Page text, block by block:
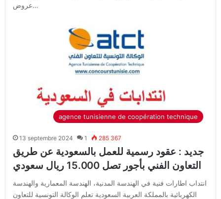
عروض…
agence tunisienne de coopération technique
13 septembre 2024 1 285 367
جديد : عقود رسمية للعمل بالسعودية عن طريق
التعاون الفني بأجور تصل 15.000 ريال سعودي
انتداب اطارات فنية في الهندسة المدنية، الهندسة المعمارية والهندسة
الكهربائية بالمملكة العربية السعودية تعلم الوكالة التونسية للتعاون